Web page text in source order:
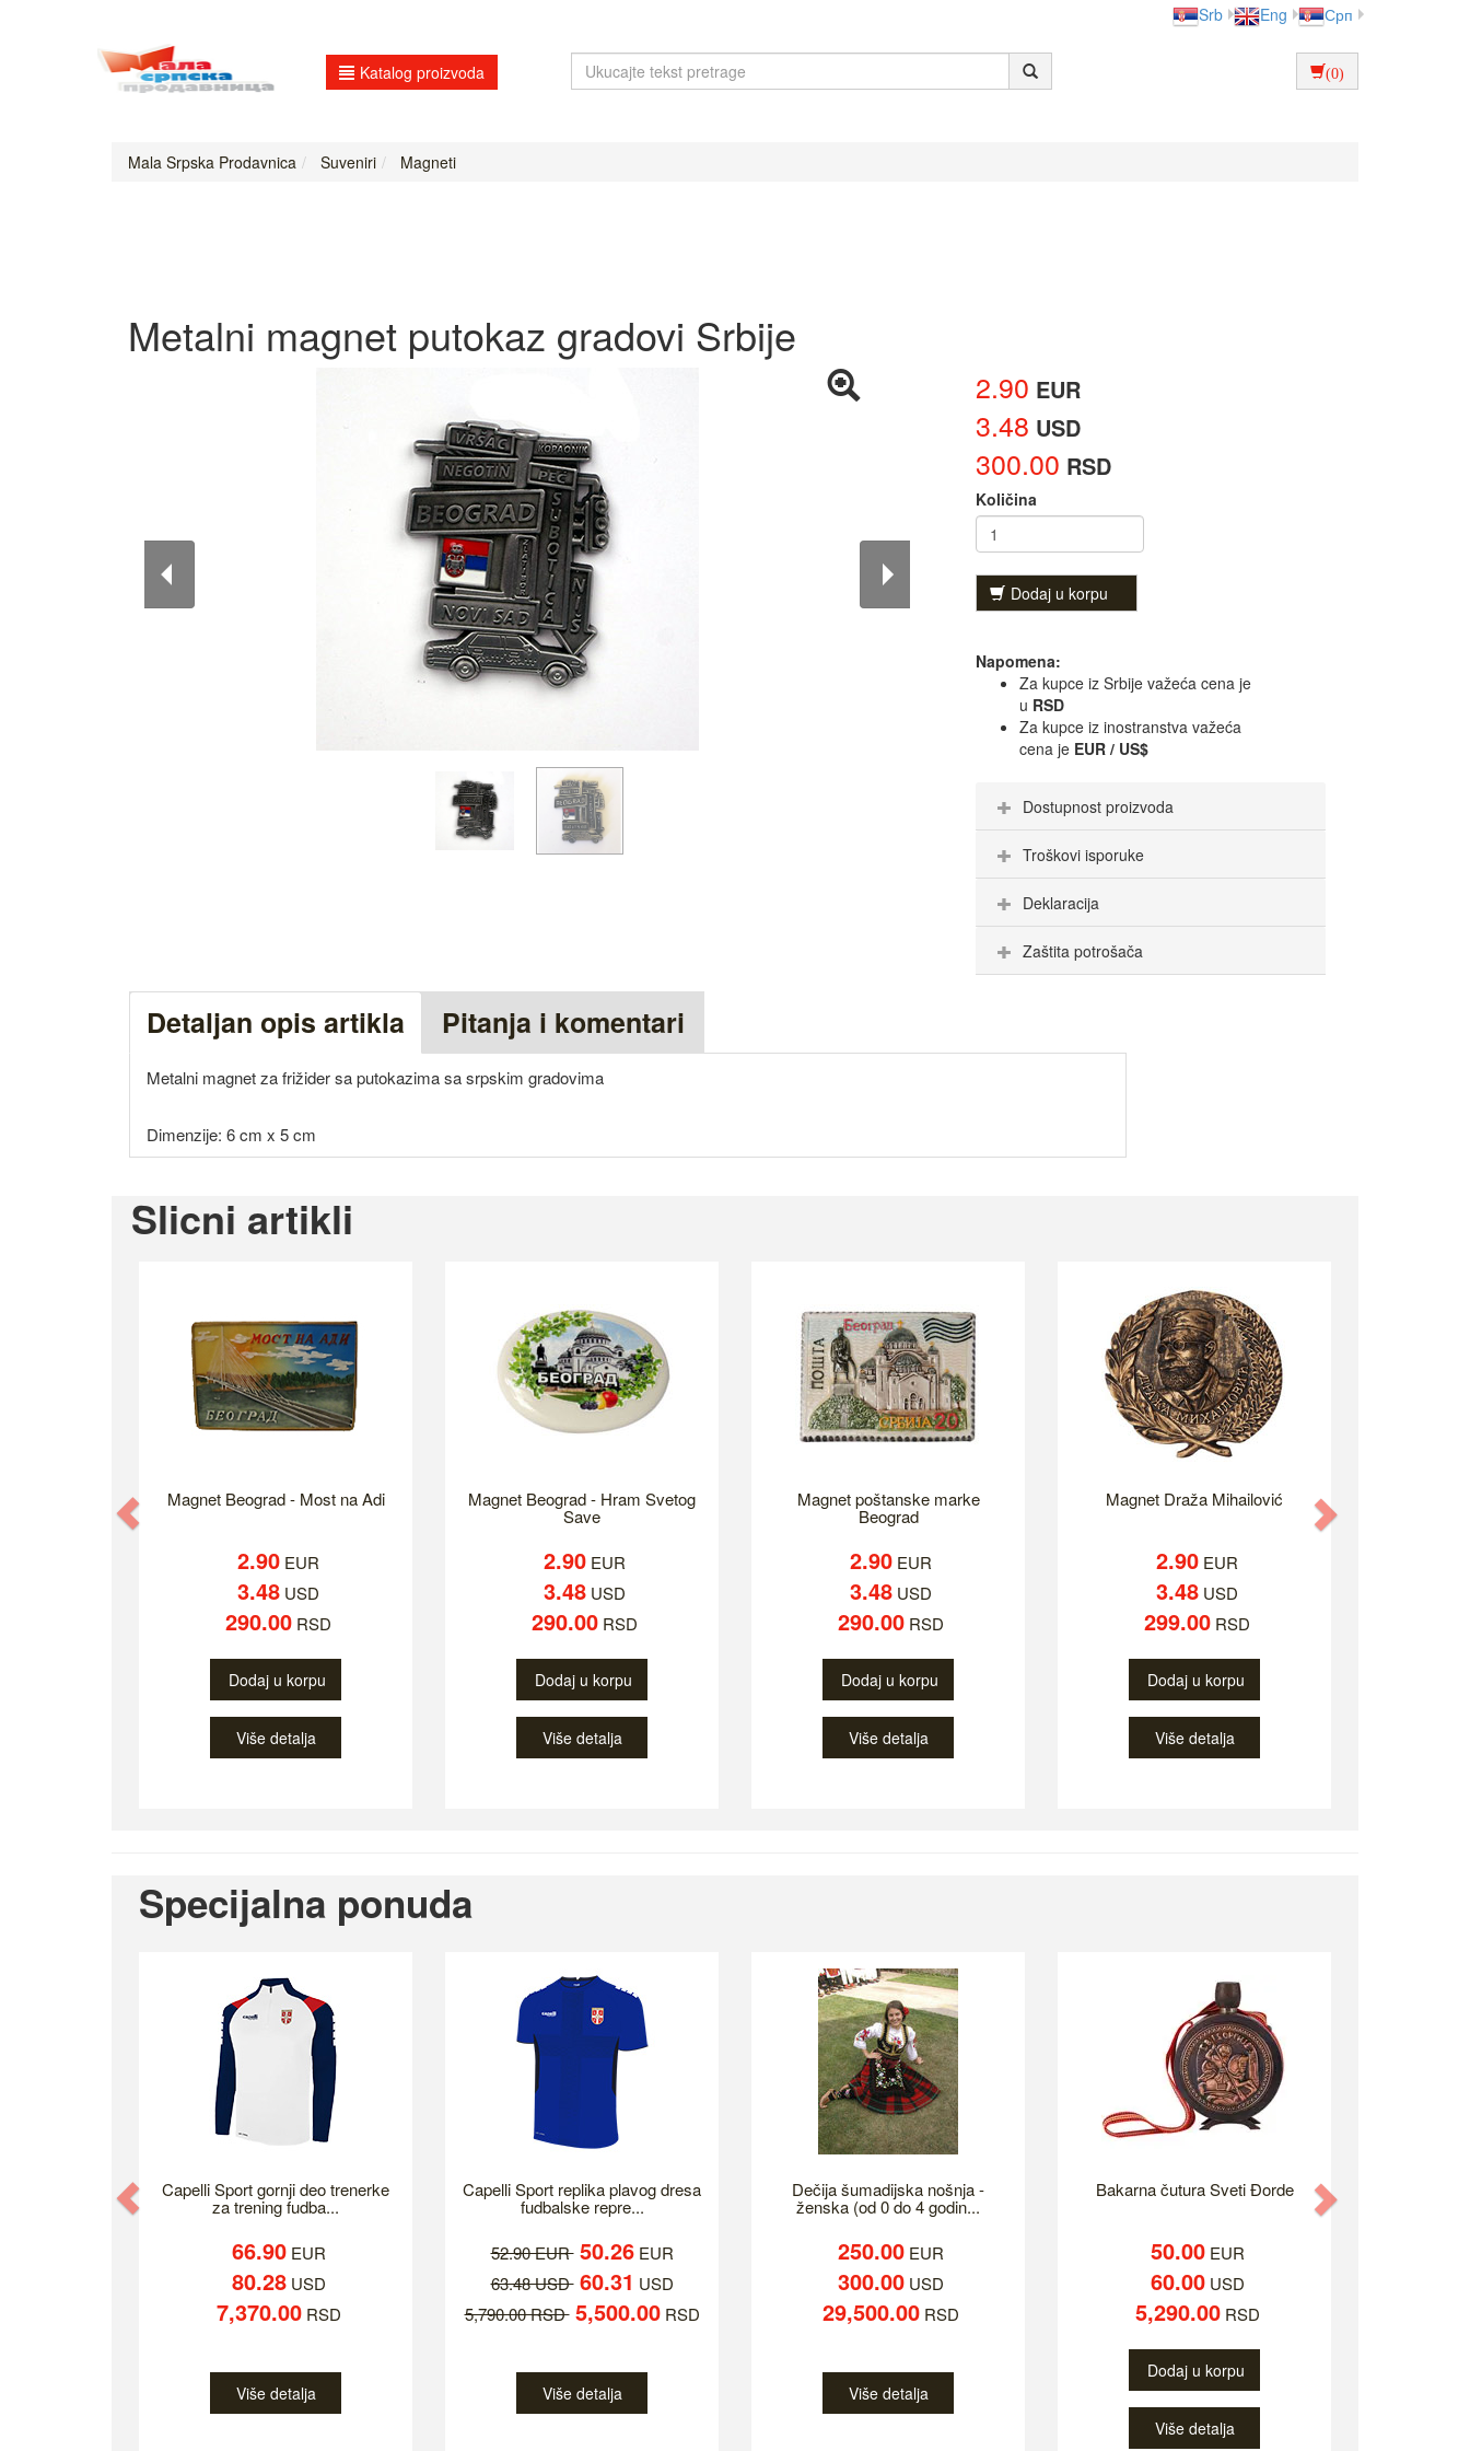
Srb Eng Срп
Katalog proizvoda (0)
Mala Srpska Prodavnica Suveniri Magneti
Metalni magnet putokaz gradovi Srbije
2.90 EUR
3.48 USD
300.00 RSD
Količina
Dodaj u korpu
Napomena:
Za kupce iz Srbije važeća cena je
u RSD
Za kupce iz inostranstva važeća
cena je EUR / US$
Dostupnost proizvoda
Troškovi isporuke
Deklaracija
Zaštita potrošača
Detaljan opis artikla Pitanja i komentari
Metalni magnet za frižider sa putokazima sa srpskim gradovima
Dimenzije: 6 cm x 5 cm
Slicni artikli
Magnet Beograd - Most na Adi
2.90 EUR
3.48 USD
290.00 RSD
Dodaj u korpu
Više detalja
Magnet Beograd - Hram Svetog
Save
2.90 EUR
3.48 USD
290.00 RSD
Dodaj u korpu
Više detalja
Magnet poštanske marke
Beograd
2.90 EUR
3.48 USD
290.00 RSD
Dodaj u korpu
Više detalja
Magnet Draža Mihailović
2.90 EUR
3.48 USD
299.00 RSD
Dodaj u korpu
Više detalja
Previous
Specijalna ponuda
Capelli Sport gornji deo trenerke
za trening fudba...
66.90EUR
80.28USD
7,370.00RSD
Više detalja
Capelli Sport replika plavog dresa
fudbalske repre...
52.90 EUR 50.26EUR
63.48 USD 60.31 USD
5,790.00 RSD 5,500.00RSD
Više detalja
Dečija šumadijska nošnja -
ženska (od 0 do 4 godin...
250.00 EUR
300.00 USD
29,500.00 RSD
Više detalja
Bakarna čutura Sveti Đorde
50.00EUR
60.00USD
5,290.00RSD
Dodaj u korpu
Više detalja
Previous